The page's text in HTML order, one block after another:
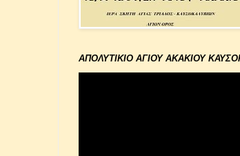
ΑΠΟΛΥΤΙΚΙΟ ΑΓΙΟΥ ΑΚΑΚΙΟΥ